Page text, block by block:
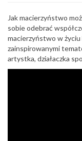
Jak macierzyństwo
sobie odebrać
macierzyństwo w
zainspirowanymi
artystka, działaczka